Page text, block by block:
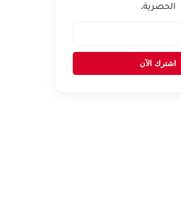
الحصرية.
اشترك الآن